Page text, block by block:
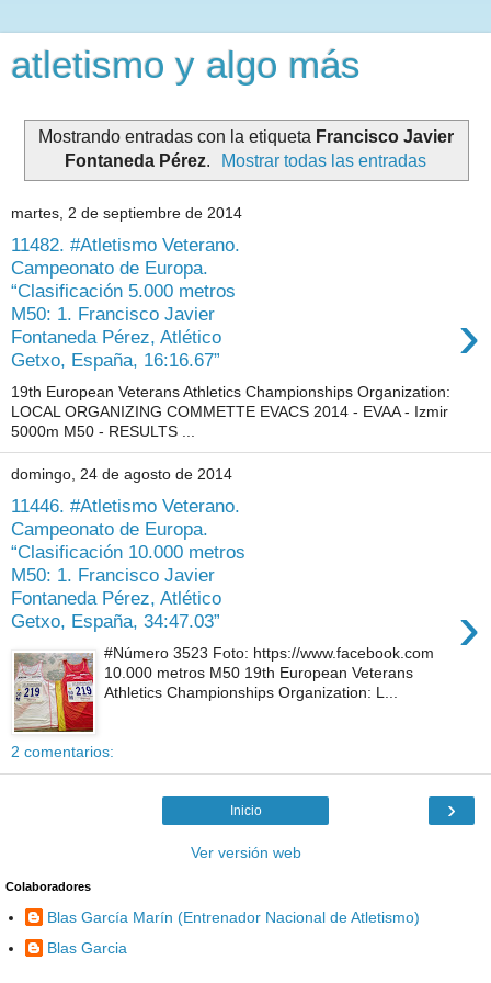
atletismo y algo más
Mostrando entradas con la etiqueta Francisco Javier
Fontaneda Pérez. Mostrar todas las entradas
martes, 2 de septiembre de 2014
11482. #Atletismo Veterano.
Campeonato de Europa.
“Clasificación 5.000 metros
M50: 1. Francisco Javier
Fontaneda Pérez, Atlético
Getxo, España, 16:16.67”
›
19th European Veterans Athletics Championships Organization:
LOCAL ORGANIZING COMMETTE EVACS 2014 - EVAA - Izmir
5000m M50 - RESULTS ...
domingo, 24 de agosto de 2014
11446. #Atletismo Veterano.
Campeonato de Europa.
“Clasificación 10.000 metros
M50: 1. Francisco Javier
Fontaneda Pérez, Atlético
Getxo, España, 34:47.03”
›
#Número 3523 Foto: https://www.facebook.com
10.000 metros M50 19th European Veterans
Athletics Championships Organization: L...
2 comentarios:
›
Inicio
Ver versión web
Colaboradores
Blas García Marín (Entrenador Nacional de Atletismo)
Blas Garcia